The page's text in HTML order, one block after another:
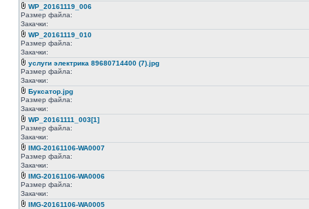
WP_20161119_006
Размер файла:
Закачки:
WP_20161119_010
Размер файла:
Закачки:
услуги электрика 89680714400 (7).jpg
Размер файла:
Закачки:
Буксатор.jpg
Размер файла:
Закачки:
WP_20161111_003[1]
Размер файла:
Закачки:
IMG-20161106-WA0007
Размер файла:
Закачки:
IMG-20161106-WA0006
Размер файла:
Закачки:
IMG-20161106-WA0005